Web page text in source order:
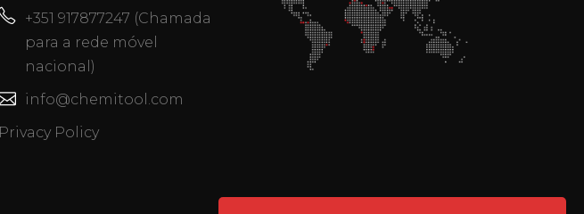
+351 917877247 (Chamada
para a rede móvel
nacional)
info@chemitool.com
Privacy Policy